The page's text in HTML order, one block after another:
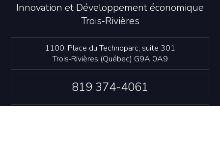
Innovation et Développement économique
Trois‑Rivières
1100, Place du Technoparc, suite 301
Trois‑Rivières (Québec) G9A 0A9
819 374-4061